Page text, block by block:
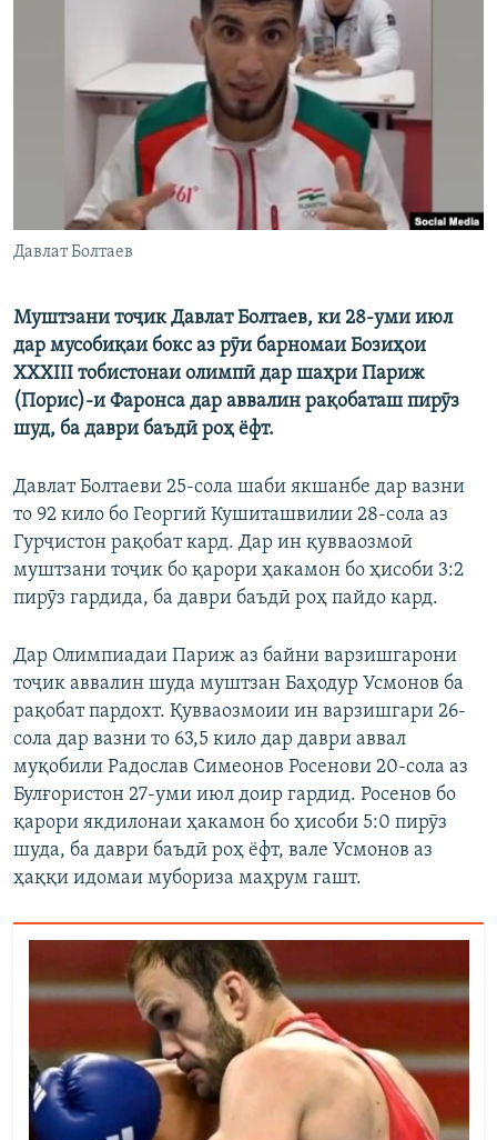
ПАЙГИРӢ КУНЕД
Ҳамаи сомонаҳои RFE/RL
Давлат Болтаев
Муштзани тоҷик Давлат Болтаев, ки 28-уми июл
дар мусобиқаи бокс аз рӯи барномаи Бозиҳои
XXXIII тобистонаи олимпӣ дар шаҳри Париж
(Порис)-и Фаронса дар аввалин рақобаташ пирӯз
шуд, ба даври баъдӣ роҳ ёфт.
Давлат Болтаеви 25-сола шаби якшанбе дар вазни
то 92 кило бо Георгий Кушиташвилии 28-сола аз
Гурҷистон рақобат кард. Дар ин қувваозмоӣ
муштзани тоҷик бо қарори ҳакамон бо ҳисоби 3:2
пирӯз гардида, ба даври баъдӣ роҳ пайдо кард.
Дар Олимпиадаи Париж аз байни варзишгарони
тоҷик аввалин шуда муштзан Баҳодур Усмонов ба
рақобат пардохт. Қувваозмоии ин варзишгари 26-
сола дар вазни то 63,5 кило дар даври аввал
муқобили Радослав Симеонов Росенови 20-сола аз
Булғористон 27-уми июл доир гардид. Росенов бо
қарори якдилонаи ҳакамон бо ҳисоби 5:0 пирӯз
шуда, ба даври баъдӣ роҳ ёфт, вале Усмонов аз
ҳаққи идомаи мубориза маҳрум гашт.